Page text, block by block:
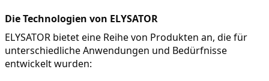
Die Technologien von ELYSATOR
ELYSATOR bietet eine Reihe von Produkten an, die für
unterschiedliche Anwendungen und Bedürfnisse
entwickelt wurden: